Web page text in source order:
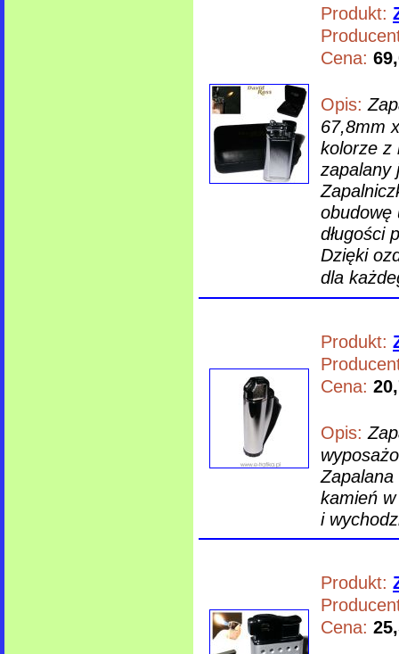
Produkt:
Cena:
Opis:
67,8mm
kolorze z
zapalany
obudowę
długości
Dzięki
dla
Produkt:
Cena:
Opis:
kamień
i
Produkt:
Cena: